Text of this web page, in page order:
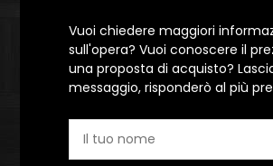
Vuoi chiedere maggiori
sull'opera? Vuoi conoscere il
una proposta di acquisto?
messaggio, risponderò al più